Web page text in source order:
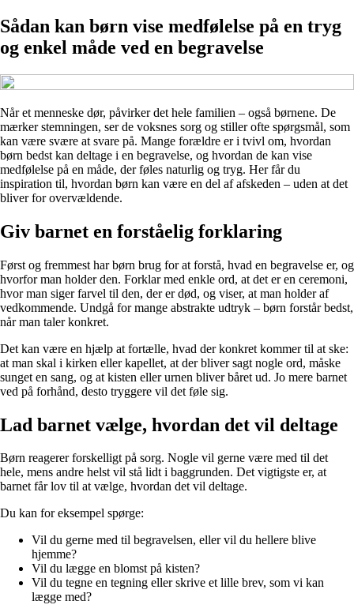
Sådan kan børn vise medfølelse på en tryg
og enkel måde ved en begravelse
Når et menneske dør, påvirker det hele familien – også børnene. De
mærker stemningen, ser de voksnes sorg og stiller ofte spørgsmål, som
kan være svære at svare på. Mange forældre er i tvivl om, hvordan
børn bedst kan deltage i en begravelse, og hvordan de kan vise
medfølelse på en måde, der føles naturlig og tryg. Her får du
inspiration til, hvordan børn kan være en del af afskeden – uden at det
bliver for overvældende.
Giv barnet en forståelig forklaring
Først og fremmest har børn brug for at forstå, hvad en begravelse er, og
hvorfor man holder den. Forklar med enkle ord, at det er en ceremoni,
hvor man siger farvel til den, der er død, og viser, at man holder af
vedkommende. Undgå for mange abstrakte udtryk – børn forstår bedst,
når man taler konkret.
Det kan være en hjælp at fortælle, hvad der konkret kommer til at ske:
at man skal i kirken eller kapellet, at der bliver sagt nogle ord, måske
sunget en sang, og at kisten eller urnen bliver båret ud. Jo mere barnet
ved på forhånd, desto tryggere vil det føle sig.
Lad barnet vælge, hvordan det vil deltage
Børn reagerer forskelligt på sorg. Nogle vil gerne være med til det
hele, mens andre helst vil stå lidt i baggrunden. Det vigtigste er, at
barnet får lov til at vælge, hvordan det vil deltage.
Du kan for eksempel spørge:
Vil du gerne med til begravelsen, eller vil du hellere blive
hjemme?
Vil du lægge en blomst på kisten?
Vil du tegne en tegning eller skrive et lille brev, som vi kan
lægge med?